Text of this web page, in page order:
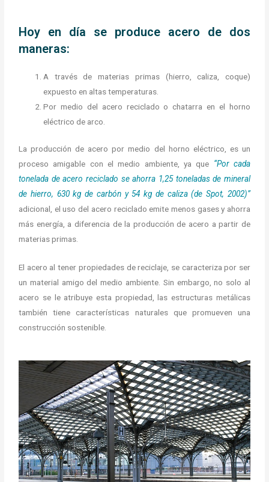
Hoy en día se produce acero de dos
maneras:
A través de materias primas (hierro, caliza, coque)
expuesto en altas temperaturas.
Por medio del acero reciclado o chatarra en el horno
eléctrico de arco.
La producción de acero por medio del horno eléctrico, es un
proceso amigable con el medio ambiente, ya que “Por cada
tonelada de acero reciclado se ahorra 1,25 toneladas de mineral
de hierro, 630 kg de carbón y 54 kg de caliza (de Spot, 2002)”
adicional, el uso del acero reciclado emite menos gases y ahorra
más energía, a diferencia de la producción de acero a partir de
materias primas.
El acero al tener propiedades de reciclaje, se caracteriza por ser
un material amigo del medio ambiente. Sin embargo, no solo al
acero se le atribuye esta propiedad, las estructuras metálicas
también tiene características naturales que promueven una
construcción sostenible.